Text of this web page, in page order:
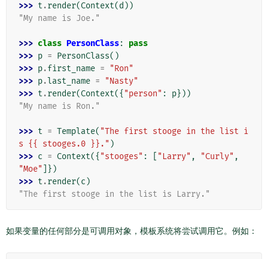
>>> t .render(Context(d ))
"My name is Joe."
>>> class PersonClass:
pass
>>> p = PersonClass()
>>> p.first_name =
"Ron"
>>> p.last_name =
"Nasty"
>>> t .render(Context({ "person" : p}))
"My name is Ron."
>>> t = Template( "The first stooge in the list i
s {{ stooges.0 }}." )
>>> c = Context({ "stooges" : "Larry" , "Curly" ,
"Moe"
]})
>>> t .render(c )
"The first stooge in the list is Larry."
如果变量的任何部分是可调用对象，模板系统将尝试调用它。例如：